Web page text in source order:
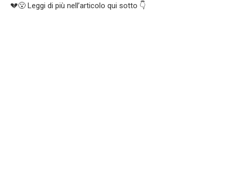
💔😮 Leggi di più nell’articolo qui sotto 👇